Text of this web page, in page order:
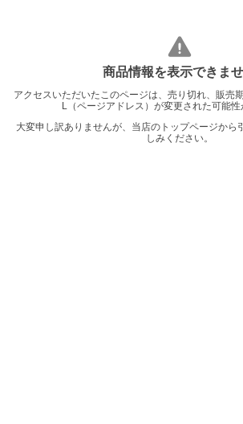
商品情報を表示できま
アクセスいただいたこのページは、売り切れ、販売
L（ページアドレス）が変更された可能性
大変申し訳ありませんが、当店のトップページから
しみください。